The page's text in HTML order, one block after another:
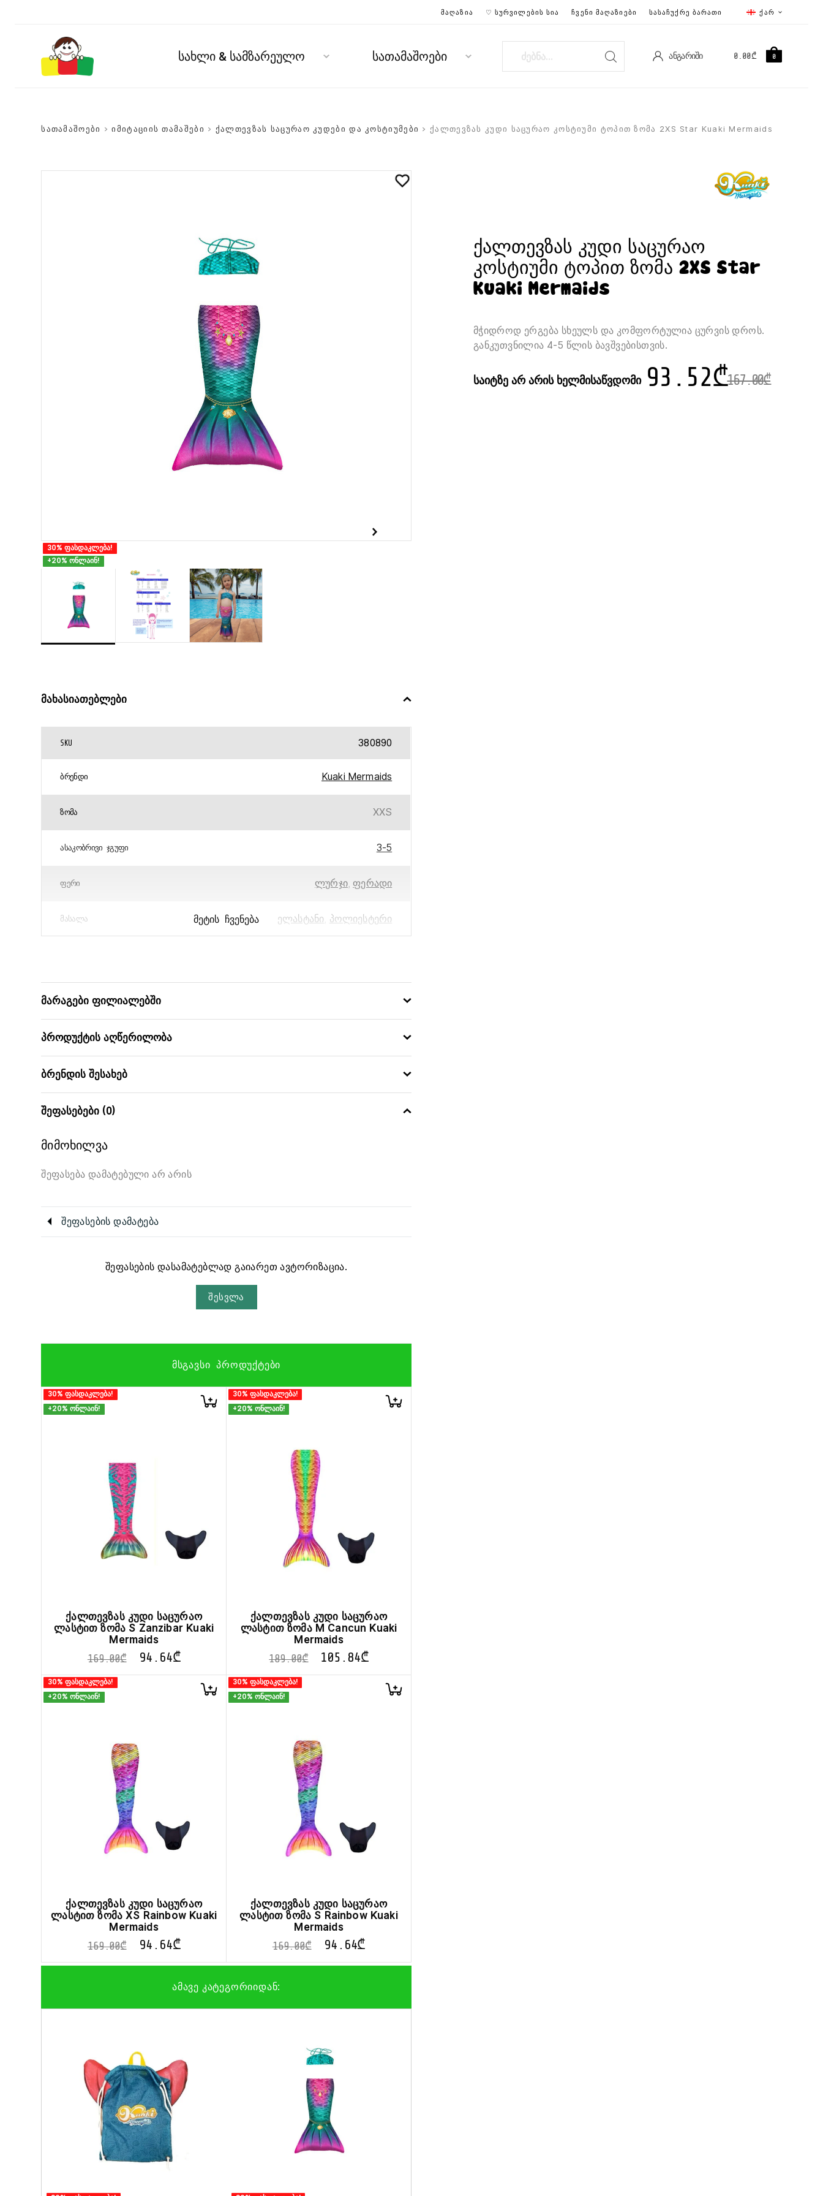
ᲥᲐᲠ
ᲛᲐᲦᲐᲖᲘᲐ ♡ ᲡᲣᲠᲕᲘᲚᲔᲑᲘᲡ ᲡᲘᲐ ᲩᲕᲔᲜᲘ ᲛᲐᲦᲐᲖᲘᲔᲑᲘ ᲡᲐᲡᲐᲩᲣᲥᲠᲔ ᲑᲐᲠᲐᲗᲘ
სახლი & სამზარეულო სათამაშოები ᲐᲜᲒᲐᲠᲘᲨᲘ 0.00₾ 0
სათამაშოები >იმიტაციის თამაშები > ქალთევზას საცურაო კუდები და კოსტიუმები > ქალთევზას კუდი საცურაო კოსტიუმი ტოპით ზომა 2XS Star Kuaki Mermaids
30% ფასდაკლება!
+20% ონლაინ!
ქალთევზას კუდი საცურაო
კოსტიუმი ტოპით ზომა 2XS Star
Kuaki Mermaids
მჭიდროდ ერგება სხეულს და კომფორტულია ცურვის დროს.
განკუთვნილია 4-5 წლის ბავშვებისთვის.
167.00₾
93.52₾
საიტზე არ არის ხელმისაწვდომი
მახასიათებლები
SKU 380890
ᲑᲠᲔᲜᲓᲘ Kuaki Mermaids
ᲖᲝᲛᲐ XXS
ᲐᲡᲐᲙᲝᲑᲠᲘᲕᲘ ᲯᲒᲣᲤᲘ 3-5
ᲤᲔᲠᲘ ლურჯი, ფერადი
ᲛᲐᲡᲐᲚᲐ ელასტანი პოლიესტერი
ᲛᲔᲢᲘᲡ ᲩᲕᲔᲜᲔᲑᲐ
მარაგები ფილიალებში
პროდუქტის აღწერილობა
ბრენდის შესახებ
შეფასებები (0)
მიმოხილვა
შეფასება დამატებული არ არის
შეფასების დამატება
შეფასების დასამატებლად გაიარეთ ავტორიზაცია.
შესვლა
ᲛᲡᲒᲐᲕᲡᲘ ᲞᲠᲝᲓᲣᲥᲢᲔᲑᲘ
30% ფასდაკლება!
+20% ონლაინ!
ქალთევზას კუდი საცურაო
ლასტით ზომა S Zanzibar Kuaki
Mermaids
169.00₾ 94.64₾
30% ფასდაკლება!
+20% ონლაინ!
ქალთევზას კუდი საცურაო
ლასტით ზომა M Cancun Kuaki
Mermaids
189.00₾ 105.84₾
30% ფასდაკლება!
+20% ონლაინ!
ქალთევზას კუდი საცურაო
ლასტით ზომა XS Rainbow Kuaki
Mermaids
169.00₾ 94.64₾
30% ფასდაკლება!
+20% ონლაინ!
ქალთევზას კუდი საცურაო
ლასტით ზომა S Rainbow Kuaki
Mermaids
169.00₾ 94.64₾
ამავე კატეგორიიდან: